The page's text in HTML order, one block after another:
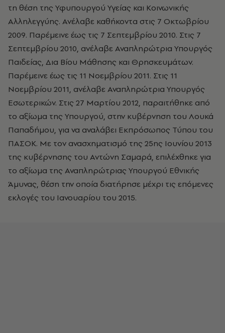
τη θέση της Υφυπουργού Υγείας και Κοινωνικής
Αλληλεγγύης. Ανέλαβε καθήκοντα στις 7 Οκτωβρίου
2009. Παρέμεινε έως τις 7 Σεπτεμβρίου 2010. Στις 7
Σεπτεμβρίου 2010, ανέλαβε Αναπληρώτρια Υπουργός
Παιδείας, Δια Βίου Μάθησης και Θρησκευμάτων.
Παρέμεινε έως τις 11 Νοεμβρίου 2011. Στις 11
Νοεμβρίου 2011, ανέλαβε Αναπληρώτρια Υπουργός
Εσωτερικών. Στις 27 Μαρτίου 2012, παραιτήθηκε από
το αξίωμα της Υπουργού, στην κυβέρνηση του Λουκά
Παπαδήμου, για να αναλάβει Εκπρόσωπος Τύπου του
ΠΑΣΟΚ. Με τον ανασχηματισμό της 25ης Ιουνίου 2013
της κυβέρνησης του Αντώνη Σαμαρά, επιλέχθηκε για
το αξίωμα της Αναπληρώτριας Υπουργού Εθνικής
Άμυνας, θέση την οποία διατήρησε μέχρι τις επόμενες
εκλογές του Ιανουαρίου του 2015.